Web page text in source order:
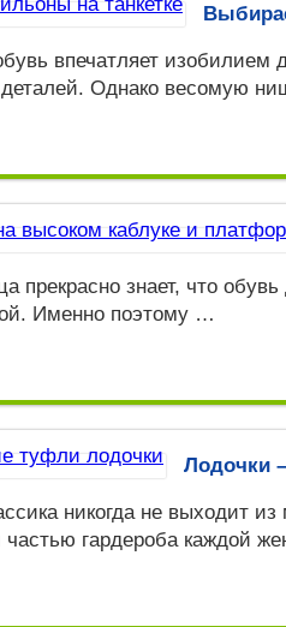
впечатляет
Однако весомую
прекрасно знает, что
Именно поэтому …
Лодочки
никогда не выходит
гардероба каждой